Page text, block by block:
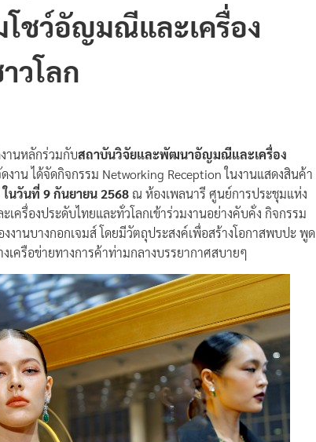
ชว์อัญมณีและเครื่อง
วโลก
านหลักร่วมกับสถาบันวิจัยและพัฒนาอัญมณีและเครื่อง
งาน ได้จัดกิจกรรม Networking Reception ในงานแสดงสินค้า
ในวันที่ 9 กันยายน 2568 ณ ห้องเพลนารี ศูนย์การประชุมแห่ง
รื่องประดับไทยและทั่วโลกเข้าร่วมงานอย่างคับคั่ง กิจกรรม
งานบางกอกเจมส์ โดยมีวัตถุประสงค์เพื่อสร้างโอกาสพบปะ พูด
เครือข่ายทางการค้าท่ามกลางบรรยากาศสบายๆ